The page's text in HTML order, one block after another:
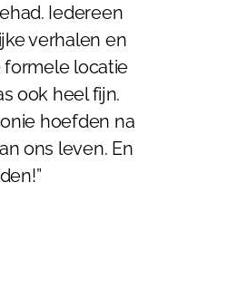
Iedereen
verhalen en
formele locatie
ook heel fijn.
hoefden na
ons leven. En